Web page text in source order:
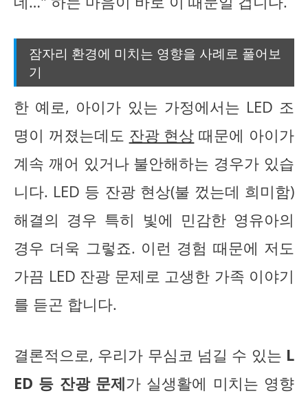
잠자리 환경에 미치는 영향을 사례로 풀어보
기
한 예로, 아이가 있는 가정에서는 LED 조
명이 꺼졌는데도 잔광 현상 때문에 아이가
계속 깨어 있거나 불안해하는 경우가 있습
니다. LED 등 잔광 현상(불 껐는데 희미함)
해결의 경우 특히 빛에 민감한 영유아의
경우 더욱 그렇죠. 이런 경험 때문에 저도
가끔 LED 잔광 문제로 고생한 가족 이야기
를 듣곤 합니다.
결론적으로, 우리가 무심코 넘길 수 있는 L
ED 등 잔광 문제가 실생활에 미치는 영향